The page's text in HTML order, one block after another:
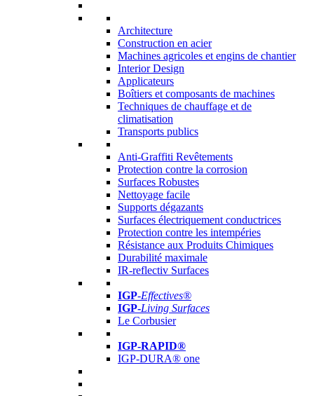
Architecture
Construction en acier
Machines agricoles et engins de chantier
Interior Design
Applicateurs
Boîtiers et composants de machines
Techniques de chauffage et de
climatisation
Transports publics
Anti-Graffiti Revêtements
Protection contre la corrosion
Surfaces Robustes
Nettoyage facile
Supports dégazants
Surfaces électriquement conductrices
Protection contre les intempéries
Résistance aux Produits Chimiques
Durabilité maximale
IR-reflectiv Surfaces
IGP-Effectives®
IGP-Living Surfaces
Le Corbusier
IGP-RAPID®
IGP-DURA® one